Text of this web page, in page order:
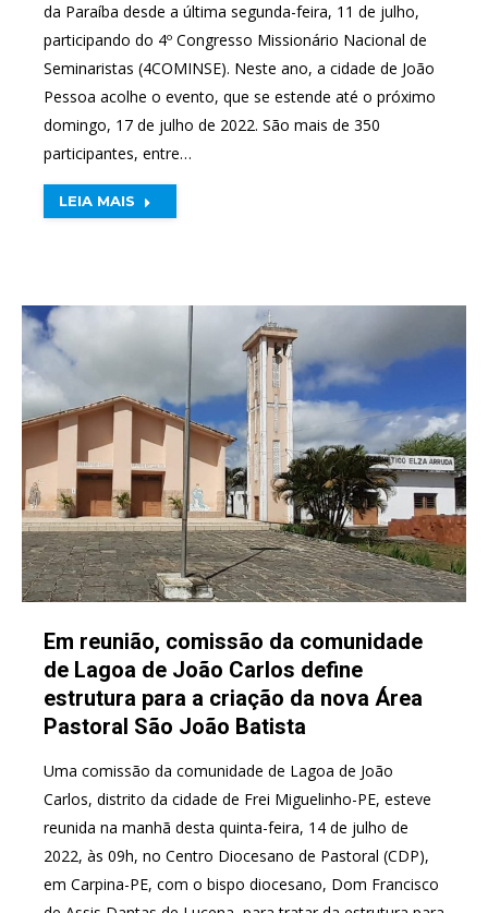
da Paraíba desde a última segunda-feira, 11 de julho,
participando do 4º Congresso Missionário Nacional de
Seminaristas (4COMINSE). Neste ano, a cidade de João
Pessoa acolhe o evento, que se estende até o próximo
domingo, 17 de julho de 2022. São mais de 350
participantes, entre…
LEIA MAIS
Em reunião, comissão da comunidade
de Lagoa de João Carlos define
estrutura para a criação da nova Área
Pastoral São João Batista
Uma comissão da comunidade de Lagoa de João
Carlos, distrito da cidade de Frei Miguelinho-PE, esteve
reunida na manhã desta quinta-feira, 14 de julho de
2022, às 09h, no Centro Diocesano de Pastoral (CDP),
em Carpina-PE, com o bispo diocesano, Dom Francisco